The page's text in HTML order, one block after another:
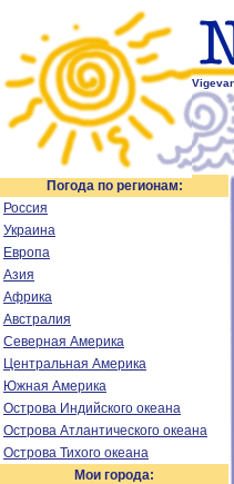
Погода по регионам:
Россия
Украина
Европа
Азия
Африка
Австралия
Северная Америка
Центральная Америка
Южная Америка
Острова Индийского океана
Острова Атлантического океана
Острова Тихого океана
Мои города: